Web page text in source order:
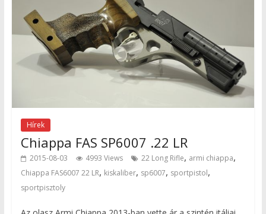
Hírek
Chiappa FAS SP6007 .22 LR
2015-08-03 4993 Views 22 Long Rifle, armi chiappa,
Chiappa FAS6007 22 LR, kiskaliber, sp6007, sportpistol,
sportpisztoly